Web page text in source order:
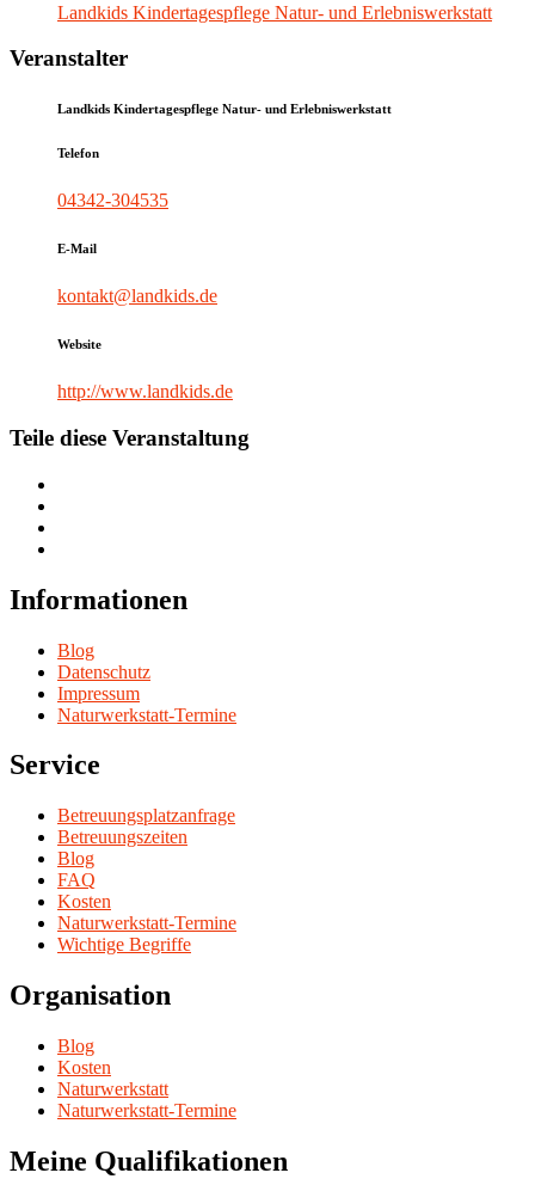
Landkids Kindertagespflege Natur- und Erlebniswerkstatt
Veranstalter
Landkids Kindertagespflege Natur- und Erlebniswerkstatt
Telefon
04342-304535
E-Mail
kontakt@landkids.de
Website
http://www.landkids.de
Teile diese Veranstaltung
Informationen
Blog
Datenschutz
Impressum
Naturwerkstatt-Termine
Service
Betreuungsplatzanfrage
Betreuungszeiten
Blog
FAQ
Kosten
Naturwerkstatt-Termine
Wichtige Begriffe
Organisation
Blog
Kosten
Naturwerkstatt
Naturwerkstatt-Termine
Meine Qualifikationen